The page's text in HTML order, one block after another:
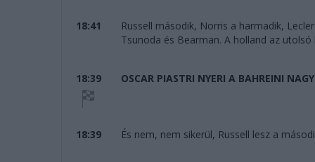
18:41
Russell második, Norris a harmadik,
Tsunoda és Bearman. A holland az
18:39 OSCAR PIASTRI NYERI A BAHREINI
18:39 És nem, nem sikerül, Russell lesz a